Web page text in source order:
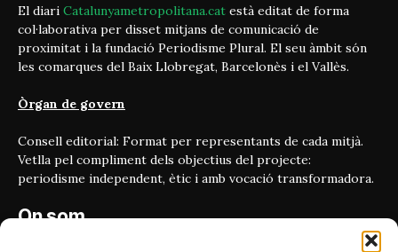
El diari Catalunyametropolitana.cat està editat de forma
col·laborativa per disset mitjans de comunicació de
proximitat i la fundació Periodisme Plural. El seu àmbit són
les comarques del Baix Llobregat, Barcelonès i el Vallès.
Òrgan de govern
Consell editorial: Format per representants de cada mitjà.
Vetlla pel compliment dels objectius del projecte:
periodisme independent, ètic i amb vocació transformadora.
On som